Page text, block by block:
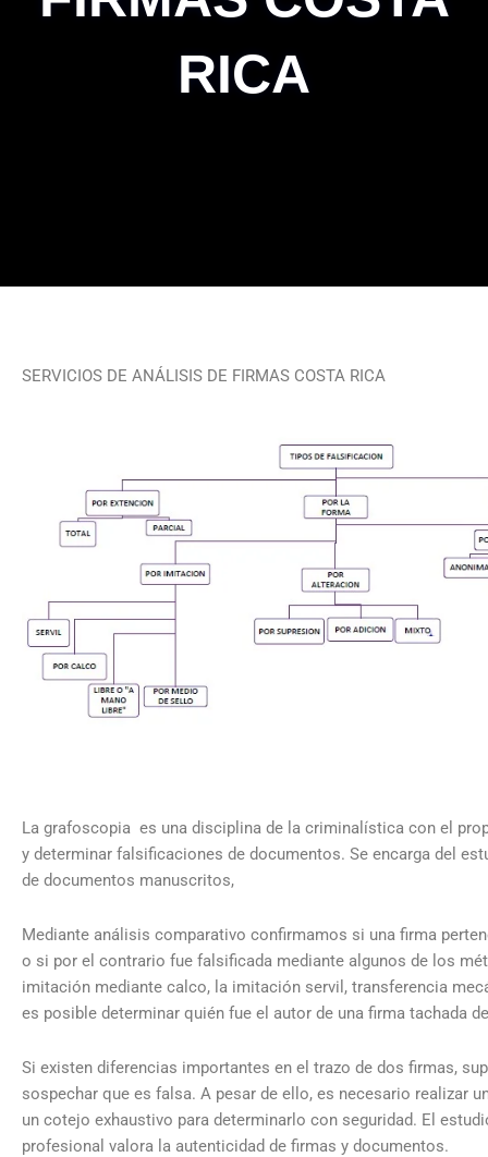
RICA
SERVICIOS DE ANÁLISIS DE FIRMAS COSTA RICA
La grafoscopia es una disciplina de la criminalística con el
y determinar falsificaciones de documentos. Se encarga del
de documentos manuscritos,
Mediante análisis comparativo confirmamos si una firma
o si por el contrario fue falsificada mediante algunos de los
imitación mediante calco, la imitación servil, transferencia
es posible determinar quién fue el autor de una firma tachada
Si existen diferencias importantes en el trazo de dos firmas,
sospechar que es falsa. A pesar de ello, es necesario realizar
un cotejo exhaustivo para determinarlo con seguridad. El
profesional valora la autenticidad de firmas y documentos.